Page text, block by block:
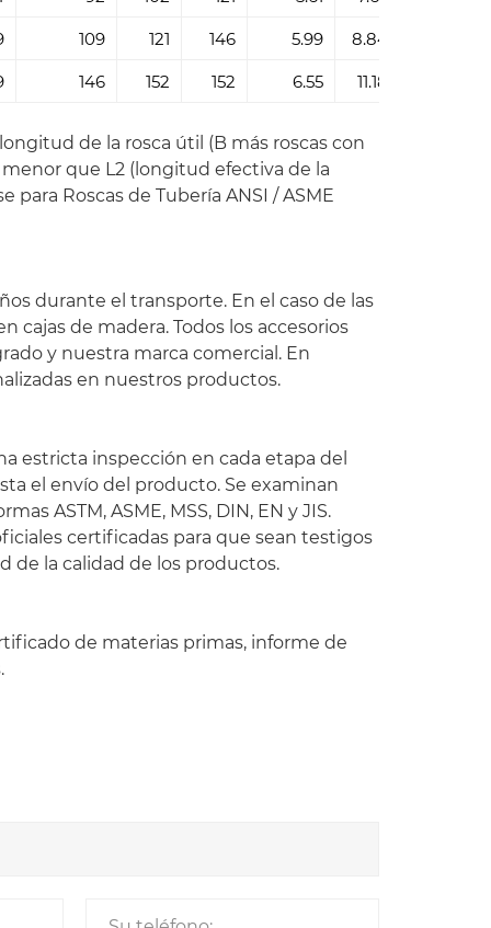
109 121 146 5.99 8.84
146 152 152 6.55 11.18
de la rosca útil (B más roscas con
que L2 (longitud efectiva de la
Roscas de Tubería ANSI / ASME
durante el transporte. En el caso de las
cajas de madera. Todos los accesorios
y nuestra marca comercial. En
en nuestros productos.
estricta inspección en cada etapa del
el envío del producto. Se examinan
ASTM, ASME, MSS, DIN, EN y JIS.
certificadas para que sean testigos
de la calidad de los productos.
de materias primas, informe de